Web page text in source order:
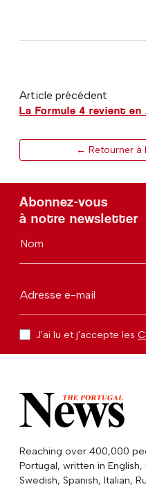
Article précédent
La Formule 4 revient en
← Retourner à
Abonnez-vous
à notre newsletter
Nom
Adresse e-mail
J'ai lu et j'accepte les
Reaching over 400,000
Portugal, written in
Swedish, Spanish, Italian,